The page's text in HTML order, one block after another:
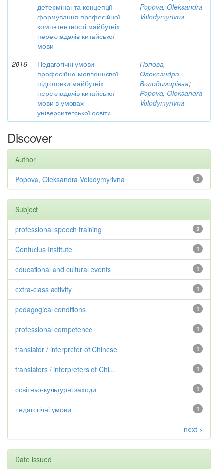
детермінанта концепції
формування професійної
компетентності майбутніх
перекладачів китайської
мови
Popova, Oleksandra
Volodymyrivna
2016
Педагогічні умови
професійно-мовленнєвої
підготовки майбутніх
перекладачів китайської
мови в умовах
університетської освіти
Попова,
Олександра
Володимирівна;
Popova, Oleksandra
Volodymyrivna
Discover
Author
2
Popova, Oleksandra Volodymyrivna
Subject
2
professional speech training
1
Confucius Institute
1
educational and cultural events
1
extra-class activity
1
pedagogical conditions
1
professional competence
1
translator / interpreter of Chinese
1
translators / interpreters of Chi...
1
освітньо-культурні заходи
1
педагогічні умови
next >
Date issued